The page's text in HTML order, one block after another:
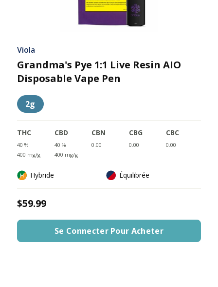
Viola
Grandma's Pye 1:1 Live Resin AIO
Disposable Vape Pen
2g
THC
40 %
400 mg/g
CBD
40 %
400 mg/g
CBN
0.00
CBG
0.00
CBC
0.00
Hybride Équilibrée
$59.99
Se Connecter Pour Acheter